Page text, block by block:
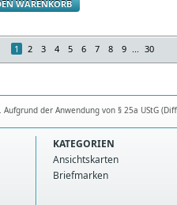
WARENKORB
1 2 3 4 5 6 7 8 9 ... 30
der Anwendung von § 25a UStG
KATEGORIEN
Ansichtskarten
Briefmarken